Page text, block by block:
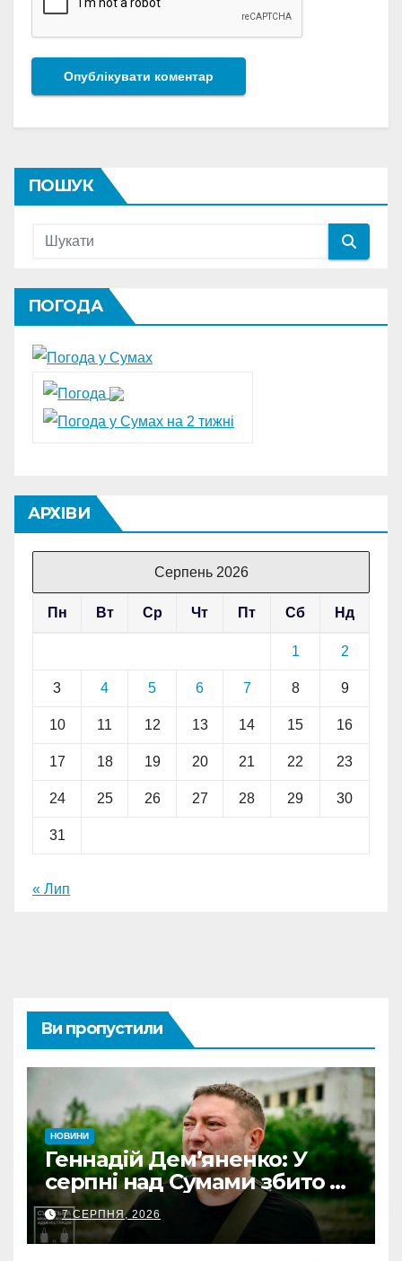
ПОШУК
ПОГОДА
АРХІВИ
Серпень 2026
Пн Вт Ср Чт Пт Сб Нд
1 2
3 4 5 6 7 8 9
10 11 12 13 14 15 16
17 18 19 20 21 22 23
24 25 26 27 28 29 30
31
« Лип
Ви пропустили
НОВИНИ
Геннадій Дем’яненко: У
серпні над Сумами збито 6
КАБів
7 СЕРПНЯ, 2026